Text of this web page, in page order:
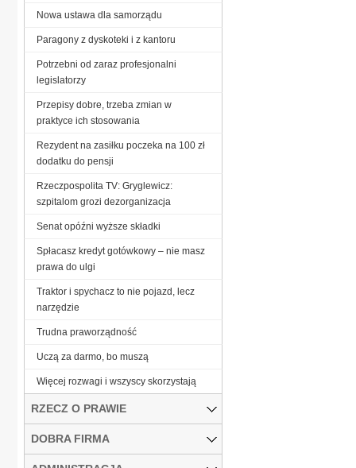
Nowa ustawa dla samorządu
Paragony z dyskoteki i z kantoru
Potrzebni od zaraz profesjonalni
legislatorzy
Przepisy dobre, trzeba zmian w
praktyce ich stosowania
Rezydent na zasiłku poczeka na 100 zł
dodatku do pensji
Rzeczpospolita TV: Gryglewicz:
szpitalom grozi dezorganizacja
Senat opóźni wyższe składki
Spłacasz kredyt gotówkowy – nie masz
prawa do ulgi
Traktor i spychacz to nie pojazd, lecz
narzędzie
Trudna praworządność
Uczą za darmo, bo muszą
Więcej rozwagi i wszyscy skorzystają
RZECZ O PRAWIE
DOBRA FIRMA